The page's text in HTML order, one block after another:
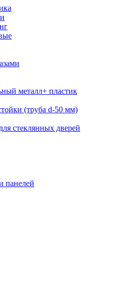
металл+ пластик
(труба d-50 мм)
стеклянных дверей
панелей